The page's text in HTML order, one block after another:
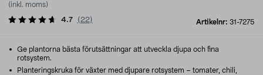
(inkl. moms)
Artikelnr: 31-7275
4.7 ( 22)
Ge plantorna bästa förutsättningar att utveckla djupa och fina
rotsystem.
Planteringskruka för växter med djupare rotsystem – tomater, chili,